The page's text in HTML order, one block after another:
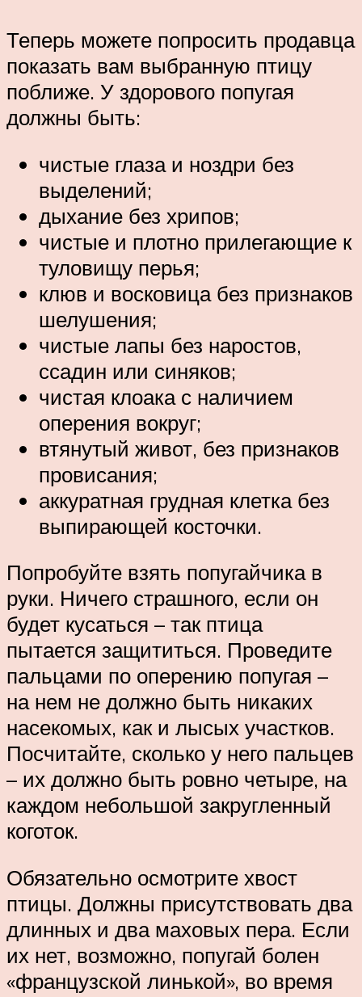
Теперь можете попросить продавца
показать вам выбранную птицу
поближе. У здорового попугая
должны быть:
чистые глаза и ноздри без
выделений;
дыхание без хрипов;
чистые и плотно прилегающие к
туловищу перья;
клюв и восковица без признаков
шелушения;
чистые лапы без наростов,
ссадин или синяков;
чистая клоака с наличием
оперения вокруг;
втянутый живот, без признаков
провисания;
аккуратная грудная клетка без
выпирающей косточки.
Попробуйте взять попугайчика в
руки. Ничего страшного, если он
будет кусаться – так птица
пытается защититься. Проведите
пальцами по оперению попугая –
на нем не должно быть никаких
насекомых, как и лысых участков.
Посчитайте, сколько у него пальцев
– их должно быть ровно четыре, на
каждом небольшой закругленный
коготок.
Обязательно осмотрите хвост
птицы. Должны присутствовать два
длинных и два маховых пера. Если
их нет, возможно, попугай болен
«французской линькой», во время